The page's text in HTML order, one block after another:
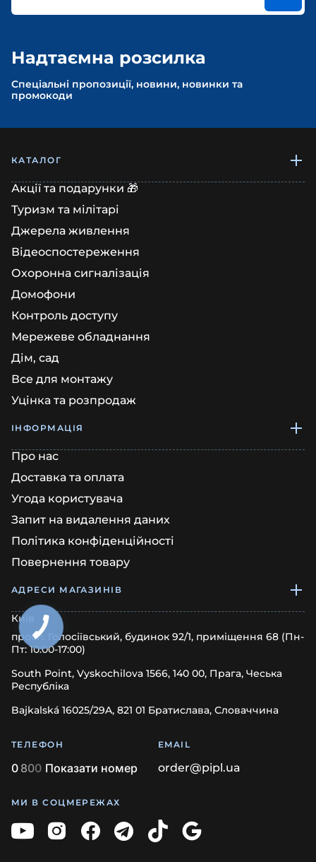
Надтаємна розсилка
Спеціальні пропозиції, новини, новинки та
промокоди
КАТАЛОГ
Акції та подарунки 🎁
Туризм та мілітарі
Джерела живлення
Відеоспостереження
Охоронна сигналізація
Домофони
Контроль доступу
Мережеве обладнання
Дім, сад
Все для монтажу
Уцінка та розпродаж
ІНФОРМАЦІЯ
Про нас
Доставка та оплата
Угода користувача
Запит на видалення даних
Політика конфіденційності
Повернення товару
АДРЕСИ МАГАЗИНІВ
Київ
просп. Голосіївський, будинок 92/1, приміщення 68 (Пн-
Пт: 10:00-17:00)
South Point, Vyskochilova 1566, 140 00, Прага, Чеська
Республіка
Bajkalská 16025/29A, 821 01 Братислава, Словаччина
ТЕЛЕФОН
0 800 Показати номер
EMAIL
order@pipl.ua
МИ В СОЦМЕРЕЖАХ